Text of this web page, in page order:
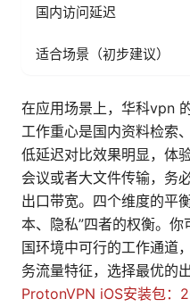
国内访问延迟
适合场景（初步建议）
在应用场景上，华科vpn
工作重心是国内资料检索
低延迟对比效果明显，体
会议或者大文件传输，务
出口带宽。四个维度的平
本、隐私”四者的权衡。
国环境中可行的工作通道
务流量特征，选择最优的
ProtonVPN iOS安装包：